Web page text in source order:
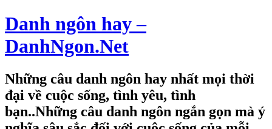
Danh ngôn hay –
DanhNgon.Net
Những câu danh ngôn hay nhất mọi thời
đại về cuộc sống, tình yêu, tình
bạn..Những câu danh ngôn ngắn gọn mà ý